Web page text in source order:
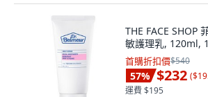
THE FACE SHOP
敏護理乳, 120ml,
首購折扣價$540
57% $232 (
運費 $195